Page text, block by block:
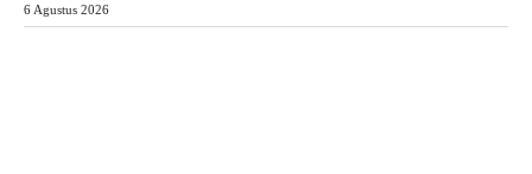
6 Agustus 2026